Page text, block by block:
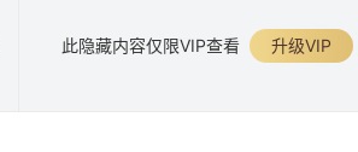
此隐藏内容仅限VIP查看 升级VIP